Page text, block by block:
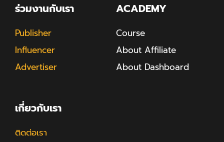
ร่วมงานกับเรา
Publisher
Influencer
Advertiser
ACADEMY
Course
About Affiliate
About Dashboard
เกี่ยวกับเรา
ติดต่อเรา